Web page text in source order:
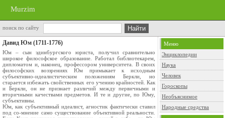
Murzim
поиск по сайту
Давид Юм (1711-1776)
Юм – сын эдинбургского юриста, получил сравнительно
широкое философское образование. Работал библиотекарем,
дипломатом и, наконец, профессором университета. В своих
философских воззрениях Юм примыкает к исходным
субъективно-идеалистическим положениям Беркли, но
старается избежать свойственных его учению крайностей. Как
и Беркли, он не признает различий между первичными и
вторичными качествами предметов. И те и другие, по Юму,
субъективны.
Юм, как субъективный идеалист, агностик фактически ставил
под со-мнение само существование объективной реальности.
Меню
Энциклопедии
Наука
Человек
Гороскопы
Необъяснимое
Народные средства